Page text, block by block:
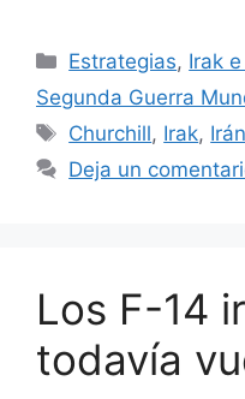
Categorías
Estrategias, Irak
Segunda Guerra
Etiquetas
Churchill, Irak, Irán
Deja un
Los F-14
todavía